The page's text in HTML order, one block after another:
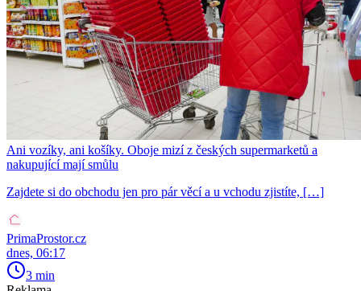
Ani vozíky, ani košíky. Oboje mizí z českých supermarketů a
nakupující mají smůlu
Zajdete si do obchodu jen pro pár věcí a u vchodu zjistíte, […]
PrimaProstor.cz
dnes, 06:17
3 min